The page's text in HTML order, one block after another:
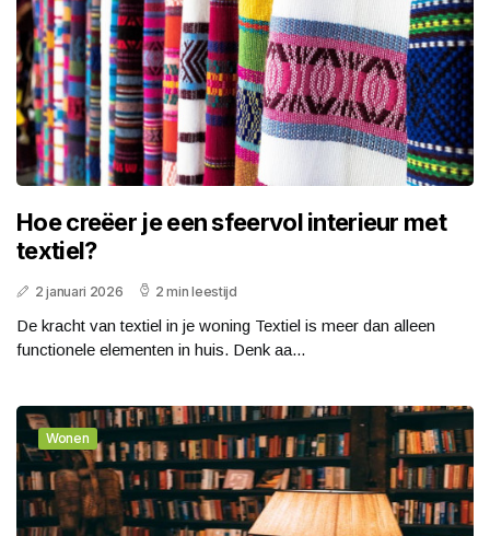
Hoe creëer je een sfeervol interieur met
textiel?
2 januari 2026 2 min leestijd
De kracht van textiel in je woning Textiel is meer dan alleen
functionele elementen in huis. Denk aa...
Wonen